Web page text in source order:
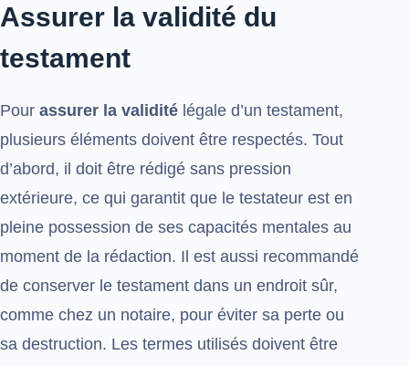
Assurer la validité du
testament
Pour assurer la validité légale d’un testament,
plusieurs éléments doivent être respectés. Tout
d’abord, il doit être rédigé sans pression
extérieure, ce qui garantit que le testateur est en
pleine possession de ses capacités mentales au
moment de la rédaction. Il est aussi recommandé
de conserver le testament dans un endroit sûr,
comme chez un notaire, pour éviter sa perte ou
sa destruction. Les termes utilisés doivent être